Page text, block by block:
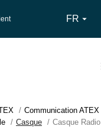
FR 
Communication ATEX
Casque Casque